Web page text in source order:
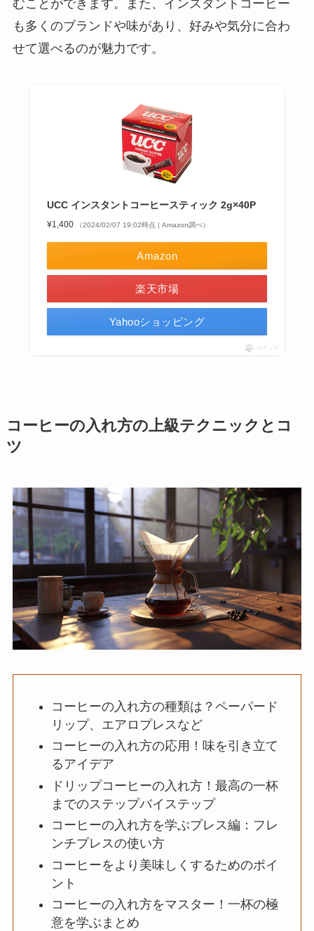
むことができます。また、インスタントコーヒー
も多くのブランドや味があり、好みや気分に合わ
せて選べるのが魅力です。
UCC インスタントコーヒースティック 2g×40P
¥1,400 （2024/02/07 19:02時点 | Amazon調べ）
Amazon
楽天市場
Yahooショッピング
ポチップ
コーヒーの入れ方の上級テクニックとコ
ツ
コーヒーの入れ方の種類は？ペーパード
リップ、エアロプレスなど
コーヒーの入れ方の応用！味を引き立て
るアイデア
ドリップコーヒーの入れ方！最高の一杯
までのステップバイステップ
コーヒーの入れ方を学ぶプレス編：フレ
ンチプレスの使い方
コーヒーをより美味しくするためのポイ
ント
コーヒーの入れ方をマスター！一杯の極
意を学ぶまとめ